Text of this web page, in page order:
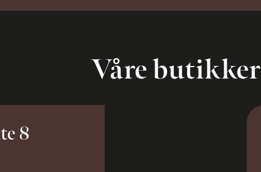
Våre butikker
8